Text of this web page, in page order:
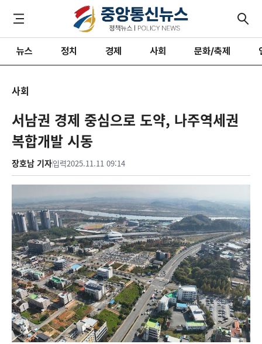
뉴스 정치 경제 사회 문화/축제
사회
서남권 경제 중심으로 도약, 나주역세권
복합개발 시동
장호남 기자입력2025.11.11 09:14